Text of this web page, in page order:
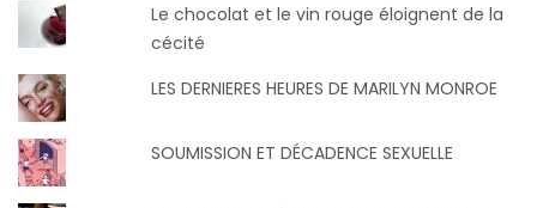
Le chocolat et le vin rouge éloignent de la
cécité
LES DERNIERES HEURES DE MARILYN MONROE
SOUMISSION ET DÉCADENCE SEXUELLE